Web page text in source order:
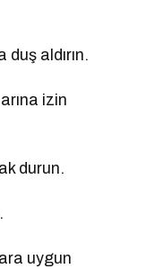
aldırın.
izin
durun.
uygun